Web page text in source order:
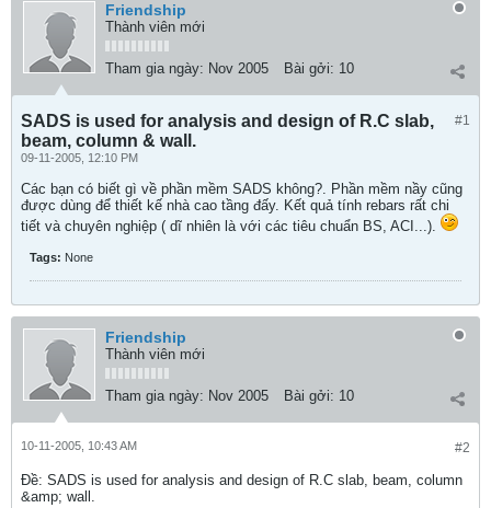
Friendship
Thành viên mới
Tham gia ngày: Nov 2005 Bài gởi: 10
#1
SADS is used for analysis and design of R.C slab,
beam, column & wall.
09-11-2005, 12:10 PM
Các bạn có biết gì về phần mềm SADS không?. Phần mềm nầy cũng
được dùng để thiết kế nhà cao tầng đấy. Kết quả tính rebars rất chi
tiết và chuyên nghiệp ( dĩ nhiên là với các tiêu chuẩn BS, ACI...).
Tags: None
Friendship
Thành viên mới
Tham gia ngày: Nov 2005 Bài gởi: 10
#2
10-11-2005, 10:43 AM
Ðề: SADS is used for analysis and design of R.C slab, beam, column
&amp; wall.